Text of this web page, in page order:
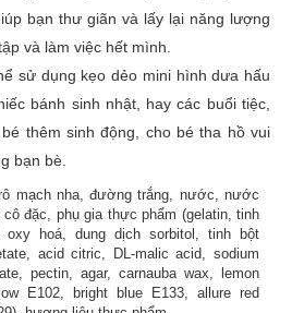
bạn thư giãn và lấy lại năng lượng
và làm việc hết mình.
sử dụng kẹo dẻo mini hình dưa hấu
bánh sinh nhật, hay các buổi tiệc,
thêm sinh động, cho bé tha hồ vui
bạn bè.
mạch nha, đường trắng, nước, nước
cô đặc, phụ gia thực phẩm (gelatin, tinh
oxy hoá, dung dịch sorbitol, tinh bột
acid citric, DL-malic acid, sodium
pectin, agar, carnauba wax, lemon
E102, bright blue E133, allure red